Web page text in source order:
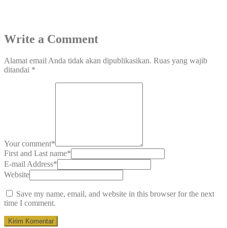
Write a Comment
Alamat email Anda tidak akan dipublikasikan. Ruas yang wajib
ditandai *
Your comment*
First and Last name*
E-mail Address*
Website
Save my name, email, and website in this browser for the next
time I comment.